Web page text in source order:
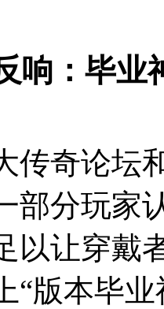
响：毕业
传奇论坛
部分玩家
以让穿戴
“版本毕